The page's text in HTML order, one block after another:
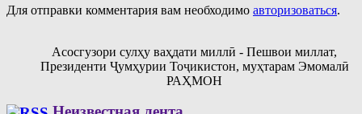
Для отправки комментария вам необходимо авторизоваться.
Асосгузори сулҳу ваҳдати миллӣ - Пешвои миллат,
Президенти Ҷумҳурии Тоҷикистон, муҳтарам Эмомалӣ
РАҲМОН